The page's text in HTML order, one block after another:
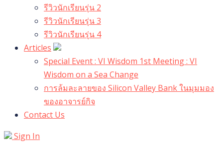
รีวิวนักเรียนรุ่น 2
รีวิวนักเรียนรุ่น 3
รีวิวนักเรียนรุ่น 4
Articles
Special Event : VI Wisdom 1st Meeting : VI
Wisdom on a Sea Change
การล้มละลายของ Silicon Valley Bank ในมุมมอง
ของอาจารย์กิจ
Contact Us
Sign In